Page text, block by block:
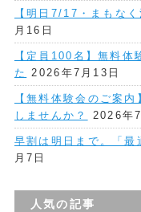
【明日7/17・まもな
月16日
【定員100名】無料
た
2026年7月13日
【無料体験会のご案
しませんか？
2026年
早割は明日まで。「最
月7日
人気の記事